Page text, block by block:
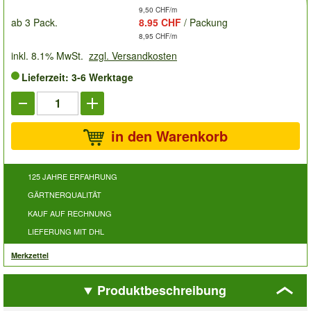
9,50 CHF/m
ab 3 Pack. 8.95 CHF / Packung
8,95 CHF/m
inkl. 8.1% MwSt. zzgl. Versandkosten
Lieferzeit: 3-6 Werktage
in den Warenkorb
125 JAHRE ERFAHRUNG
GÄRTNERQUALITÄT
KAUF AUF RECHNUNG
LIEFERUNG MIT DHL
Merkzettel
Produktbeschreibung